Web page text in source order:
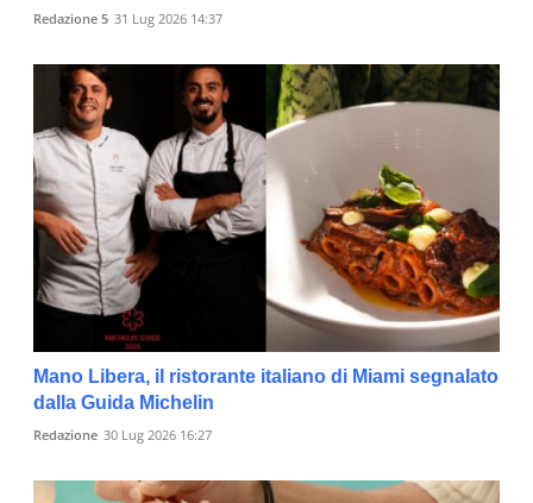
Redazione 5 31 Lug 2026 14:37
Mano Libera, il ristorante italiano di Miami segnalato
dalla Guida Michelin
Redazione 30 Lug 2026 16:27